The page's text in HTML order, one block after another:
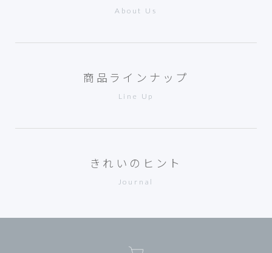
About Us
商品ラインナップ
Line Up
きれいのヒント
Journal